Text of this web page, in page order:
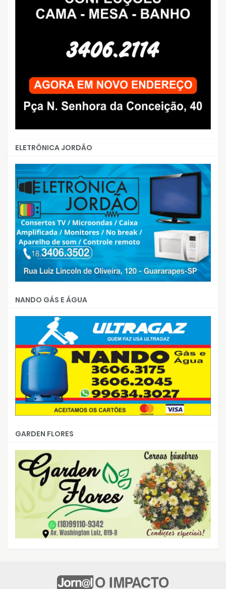
ELETRÔNICA JORDÃO
NANDO GÁS E ÁGUA
GARDEN FLORES